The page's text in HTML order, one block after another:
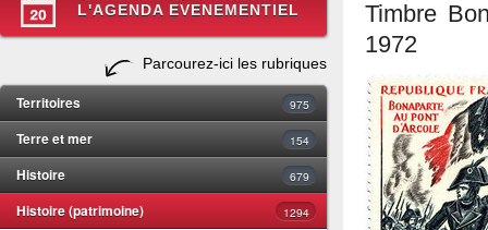
L'AGENDA EVENEMENTIEL
Parcourez-ici les rubriques
Territoires 975
Terre et mer 154
Histoire 679
Histoire (patrimoine) 1294
Timbre
1972